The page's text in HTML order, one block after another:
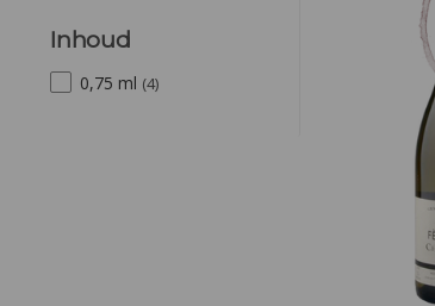
Inhoud
0,75 ml (4)